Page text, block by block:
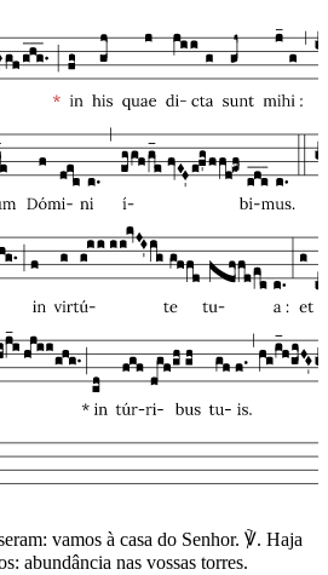
vamos à casa do Senhor. ℣. Haja
abundância nas vossas torres.